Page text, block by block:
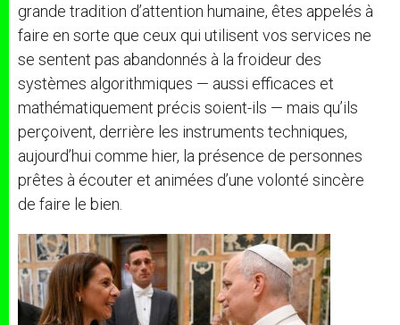
grande tradition d’attention humaine, êtes appelés à
faire en sorte que ceux qui utilisent vos services ne
se sentent pas abandonnés à la froideur des
systèmes algorithmiques — aussi efficaces et
mathématiquement précis soient-ils — mais qu’ils
perçoivent, derrière les instruments techniques,
aujourd’hui comme hier, la présence de personnes
prêtes à écouter et animées d’une volonté sincère
de faire le bien.